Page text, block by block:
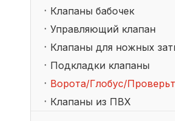
Клапаны бабочек
Управляющий клапан
Подкладки клапаны
Клапаны из ПВХ